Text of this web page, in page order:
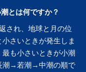
とは何ですか？
され、地球と月の位
さいときが発生しま
も小さいときが小潮
→若潮→中潮の順で